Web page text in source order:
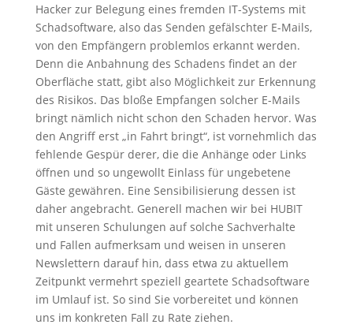
Hacker zur Belegung eines fremden IT-Systems mit
Schadsoftware, also das Senden gefälschter E-Mails,
von den Empfängern problemlos erkannt werden.
Denn die Anbahnung des Schadens findet an der
Oberfläche statt, gibt also Möglichkeit zur Erkennung
des Risikos. Das bloße Empfangen solcher E-Mails
bringt nämlich nicht schon den Schaden hervor. Was
den Angriff erst „in Fahrt bringt“, ist vornehmlich das
fehlende Gespür derer, die die Anhänge oder Links
öffnen und so ungewollt Einlass für ungebetene
Gäste gewähren. Eine Sensibilisierung dessen ist
daher angebracht. Generell machen wir bei HUBIT
mit unseren Schulungen auf solche Sachverhalte
und Fallen aufmerksam und weisen in unseren
Newslettern darauf hin, dass etwa zu aktuellem
Zeitpunkt vermehrt speziell geartete Schadsoftware
im Umlauf ist. So sind Sie vorbereitet und können
uns im konkreten Fall zu Rate ziehen.